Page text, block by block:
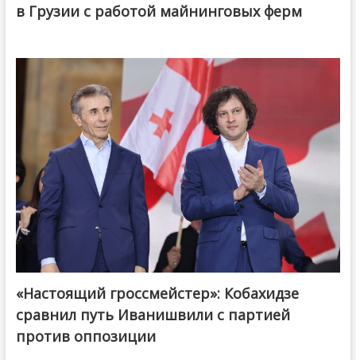
в Грузии с работой майнинговых ферм
@ქართული ოცნება / Georgian Dream
«Настоящий гроссмейстер»: Кобахидзе
сравнил путь Иванишвили с партией
против оппозиции